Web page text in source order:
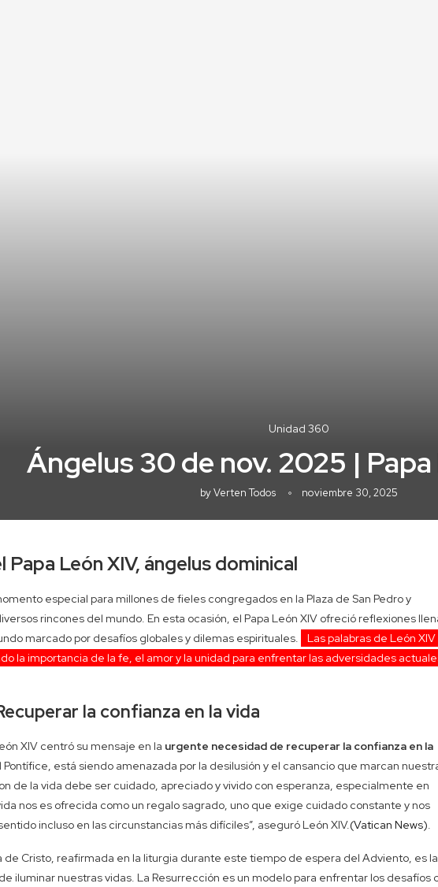
Unidad 360
Ángelus 30 de nov. 2025 |
byVerten Todos noviembre 30, 2025
León XIV, ángelus dominical
especial para millones de fieles congregados en la Plaza de San Pedro y
rincones del mundo. En esta ocasión, el Papa León XIV ofreció reflexiones
marcado por desafíos globales y dilemas espirituales.
Las palabras de León XIV
la importancia de la fe, el amor y la unidad para enfrentar las adversidades
la confianza en la vida
XIV centró su mensaje en la urgente necesidad de recuperar la confianza en la
está siendo amenazada por la desilusión y el cansancio que marcan
de la vida debe ser cuidado, apreciado y vivido con esperanza, especialmente en
nos es ofrecida como un regalo sagrado, uno que exige cuidado constante y nos
incluso en las circunstancias más difíciles”, aseguró León XIV.(Vatican News).
de Cristo, reafirmada en la liturgia durante este tiempo de espera del Adviento, es la
iluminar nuestras vidas. La Resurrección es un modelo para enfrentar los desafíos